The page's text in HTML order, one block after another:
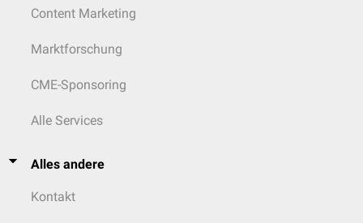
Content Marketing
Marktforschung
CME-Sponsoring
Alle Services
Alles andere
Kontakt